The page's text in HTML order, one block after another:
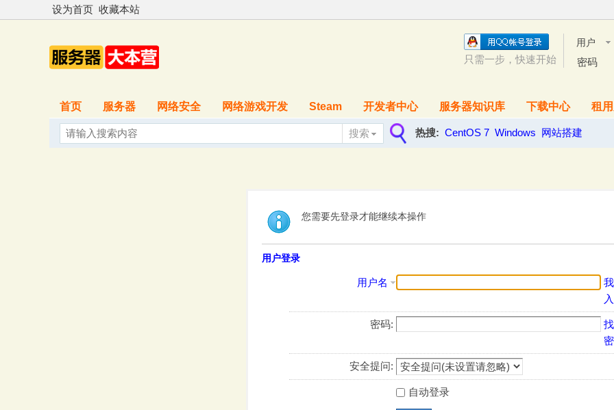
设为首页 收藏本站
用户
名
密码
只需一步，快速开始
首页 服务器 网络安全 网络游戏开发 Steam 开发者中心 服务器知识库 下载中心 租
搜索
索
热搜: CentOS 7 Windows 网站搭建
您需要先登录才能继续本操作
用户登录
用户名
密码:
安全提问:
自动登录